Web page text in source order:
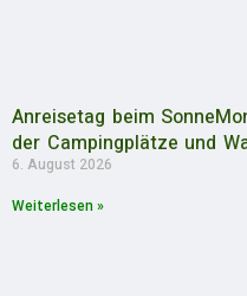
Anreisetag beim
der Campingplätze und
6. August 2026
Weiterlesen »